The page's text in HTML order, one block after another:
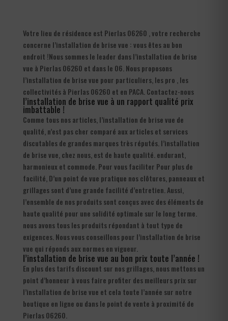
Votre lieu de résidence est Pierlas 06260 , votre recherche
concerne l’installation de brise vue : vous êtes au bon
endroit !Nous sommes le leader dans l’installation de brise
vue à Pierlas 06260 et dans le 06. Nous proposons
l’installation de brise vue pour particuliers, les pro , les
collectivités à Pierlas 06260 et en PACA. Contactez-nous
l’installation de brise vue à un rapport qualité prix
imbattable !
Comme tous nos articles, l’installation de brise vue de
qualité, n’est pas cher comparé aux articles et services
discutables de grandes marques très réputés. l’installation
de brise vue, chez nous, est de haute qualité. endurant,
harmonieux et commode. Pour vous faciliter Pour plus de
facilité, D’un point de vue pratique nos clôtures, panneaux et
grillages sont d’une grande facilité d’entretien. Aussi,
l’ensemble de nos produits sont conçus avec des éléments de
haute qualité pour une solidité optimale sur le long terme.
nous avons tous les produits répondant à tout type de
exigences. Nous vous conseillons pour l’installation de brise
vue qui réponds aux normes en vigueur.
l’installation de brise vue au bon prix toute l’année !
En plus des tarifs discount sur nos grillages, nous mettons un
point d’honneur à vous faire profiter des meilleurs prix sur
l’installation de brise vue et cela toute l’année sur notre
boutique en ligne ou dans le point de vente à proximité de
Pierlas 06260.